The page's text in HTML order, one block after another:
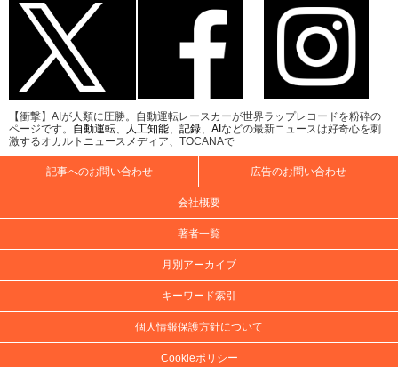
【衝撃】AIが人類に圧勝。自動運転レースカーが世界ラップレコードを粉砕の
ページです。 自動運転、 人工知能、 記録、 AI などの最新ニュースは好奇心を刺
激するオカルトニュースメディア、TOCANAで
記事へのお問い合わせ 広告のお問い合わせ
会社概要
著者一覧
月別アーカイブ
キーワード索引
個人情報保護方針について
Cookieポリシー